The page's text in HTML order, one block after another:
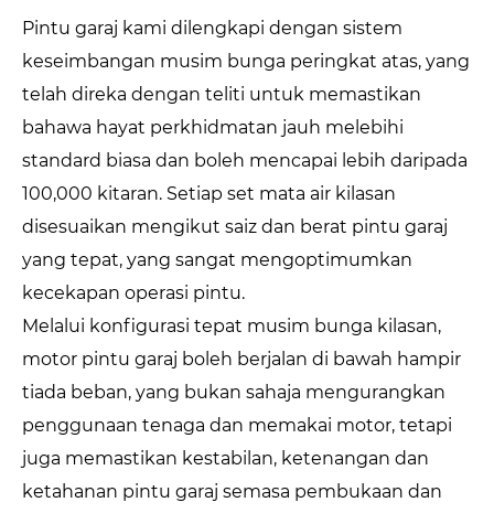
Pintu garaj kami dilengkapi dengan sistem
keseimbangan musim bunga peringkat atas, yang
telah direka dengan teliti untuk memastikan
bahawa hayat perkhidmatan jauh melebihi
standard biasa dan boleh mencapai lebih daripada
100,000 kitaran. Setiap set mata air kilasan
disesuaikan mengikut saiz dan berat pintu garaj
yang tepat, yang sangat mengoptimumkan
kecekapan operasi pintu.
Melalui konfigurasi tepat musim bunga kilasan,
motor pintu garaj boleh berjalan di bawah hampir
tiada beban, yang bukan sahaja mengurangkan
penggunaan tenaga dan memakai motor, tetapi
juga memastikan kestabilan, ketenangan dan
ketahanan pintu garaj semasa pembukaan dan